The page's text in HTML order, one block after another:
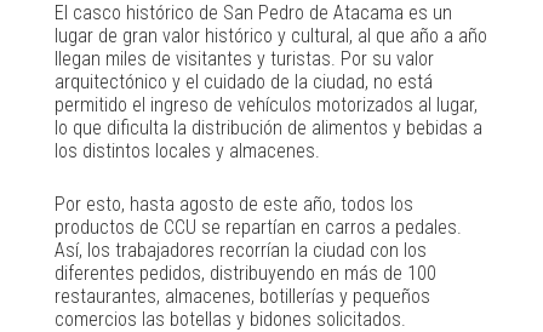
El casco histórico de San Pedro de Atacama es un
lugar de gran valor histórico y cultural, al que año a año
llegan miles de visitantes y turistas. Por su valor
arquitectónico y el cuidado de la ciudad, no está
permitido el ingreso de vehículos motorizados al lugar,
lo que dificulta la distribución de alimentos y bebidas a
los distintos locales y almacenes.
Por esto, hasta agosto de este año, todos los
productos de CCU se repartían en carros a pedales.
Así, los trabajadores recorrían la ciudad con los
diferentes pedidos, distribuyendo en más de 100
restaurantes, almacenes, botillerías y pequeños
comercios las botellas y bidones solicitados.